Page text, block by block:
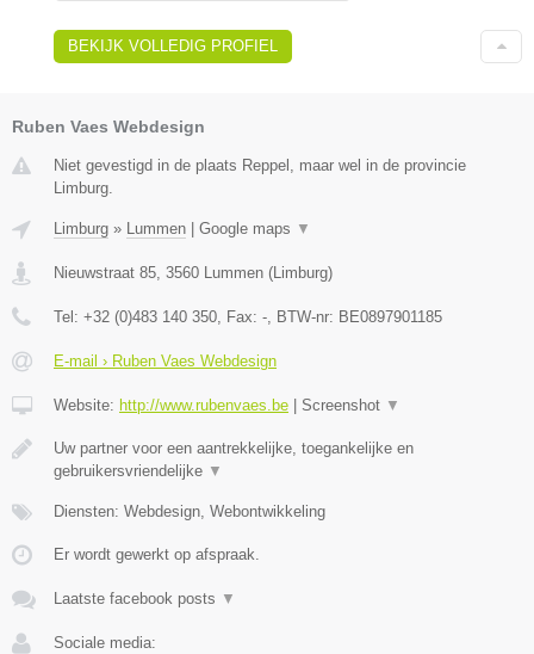
BEKIJK VOLLEDIG PROFIEL
Ruben Vaes Webdesign
Niet gevestigd in de plaats Reppel, maar wel in de provincie
Limburg.
Limburg » Lummen Google maps ▼
Nieuwstraat 85, 3560 Lummen (Limburg)
Tel: +32 (0)483 140 350, Fax: -, BTW-nr: BE0897901185
E-mail › Ruben Vaes Webdesign
Website: http://www.rubenvaes.be Screenshot ▼
Uw partner voor een aantrekkelijke, toegankelijke en
gebruikersvriendelijke ▼
Diensten: Webdesign, Webontwikkeling
Er wordt gewerkt op afspraak.
Laatste facebook posts ▼
Sociale media: